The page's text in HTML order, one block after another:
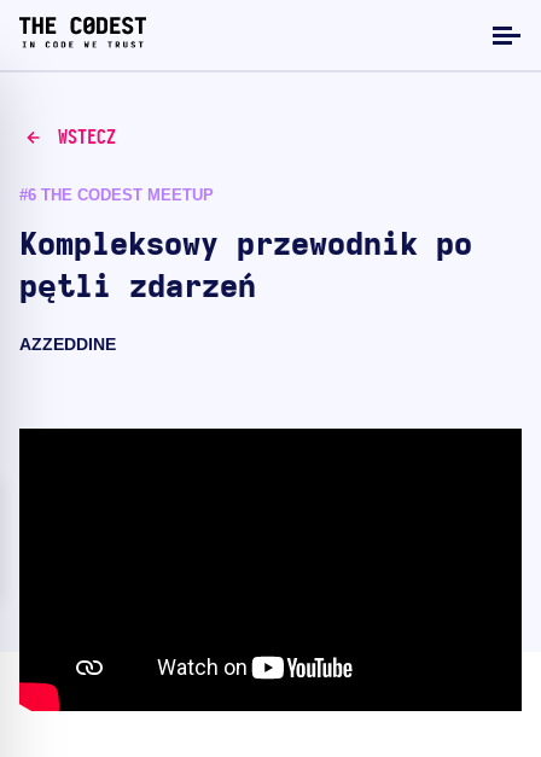
WSTECZ
#6 THE CODEST MEETUP
Kompleksowy przewodnik po
pętli zdarzeń
AZZEDDINE